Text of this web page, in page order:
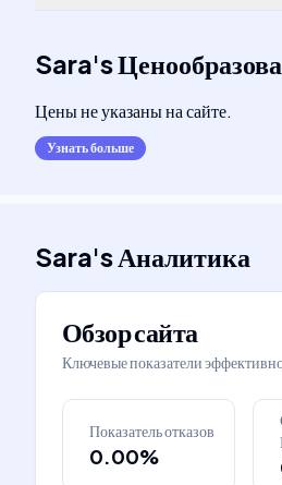
Sara's
Цены не указаны на сайте.
Узнать больше
Sara'sАналитика
Обзор сайта
Ключевые показатели
Показатель отказов
0.00%